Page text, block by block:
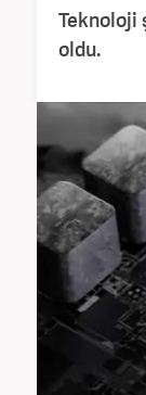
Teknoloji
oldu.